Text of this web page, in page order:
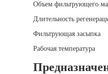
Объем фильтрующего
Длительность
Фильтрующая засыпка
Рабочая температура